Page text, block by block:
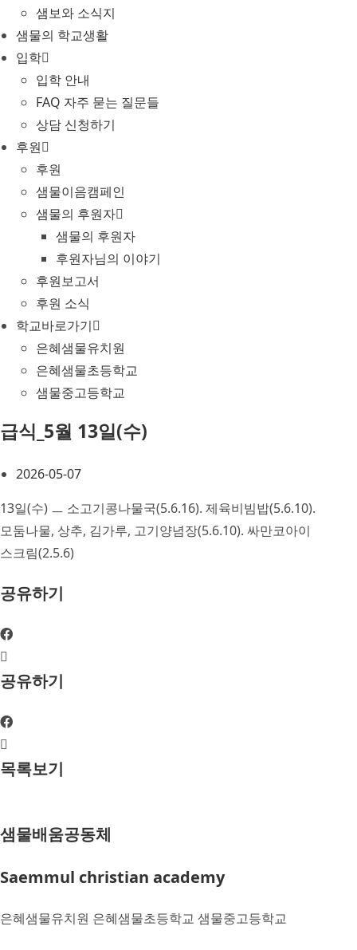
샘보와 소식지
샘물의 학교생활
입학
입학 안내
FAQ 자주 묻는 질문들
상담 신청하기
후원
후원
샘물이음캠페인
샘물의 후원자
샘물의 후원자
후원자님의 이야기
후원보고서
후원 소식
학교바로가기
은혜샘물유치원
은혜샘물초등학교
샘물중고등학교
급식_5월 13일(수)
2026-05-07
13일(수) ㅡ 소고기콩나물국(5.6.16). 제육비빔밥(5.6.10).
모둠나물, 상추, 김가루, 고기양념장(5.6.10). 싸만코아이
스크림(2.5.6)
공유하기
공유하기
목록보기
샘물배움공동체
Saemmul christian academy
은혜샘물유치원 은혜샘물초등학교 샘물중고등학교